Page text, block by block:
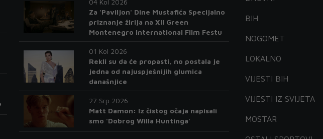
04 Kol 2026
Za 'Paviljon' Dine Mustafića Specijalno
priznanje žirija na XII Green
Montenegro International Film Festu
01 Kol 2026
Rekli su da će propasti, no postala je
jedna od najuspješnijih glumica
današnjice
27 Srp 2026
Matt Damon: Iz čistog očaja napisali
smo 'Dobrog Willa Huntinga'
BIH
NOGOMET
LOKALNO
VIJESTI BIH
VIJESTI IZ SVIJETA
MOSTAR